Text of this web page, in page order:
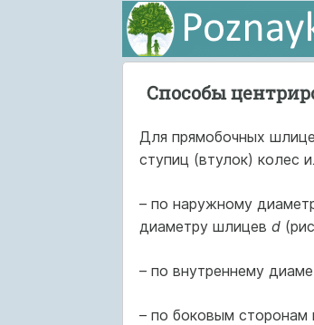
Способы
Для прямобочных
ступиц (втулок) колес
– по наружному
диаметру шлицев d
– по внутреннему
– по боковым сторонам